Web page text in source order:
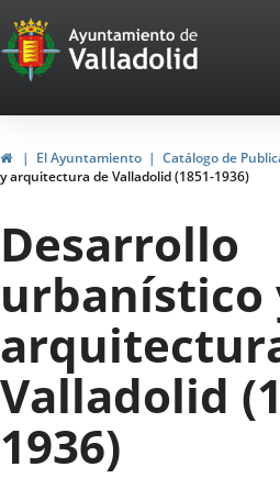
Portal
Web
del
Ayuntamiento
de
Valladolid
HomeEl Ayuntamiento Catálogo de
y arquitectura de Valladolid (1851-1936)
Desarrollo
urbanístico
Valladolid
1936)